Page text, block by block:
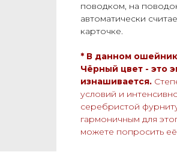
поводком, на
автоматически
карточке.
* В данном
Чёрный цвет - это
изнашивается.
условий и
серебристой
гармоничным для
можете попросить